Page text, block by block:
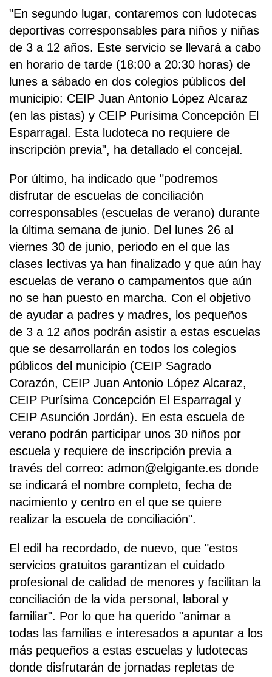
"En segundo lugar, contaremos con ludotecas
deportivas corresponsables para niños y niñas
de 3 a 12 años. Este servicio se llevará a cabo
en horario de tarde (18:00 a 20:30 horas) de
lunes a sábado en dos colegios públicos del
municipio: CEIP Juan Antonio López Alcaraz
(en las pistas) y CEIP Purísima Concepción El
Esparragal. Esta ludoteca no requiere de
inscripción previa", ha detallado el concejal.
Por último, ha indicado que "podremos
disfrutar de escuelas de conciliación
corresponsables (escuelas de verano) durante
la última semana de junio. Del lunes 26 al
viernes 30 de junio, periodo en el que las
clases lectivas ya han finalizado y que aún hay
escuelas de verano o campamentos que aún
no se han puesto en marcha. Con el objetivo
de ayudar a padres y madres, los pequeños
de 3 a 12 años podrán asistir a estas escuelas
que se desarrollarán en todos los colegios
públicos del municipio (CEIP Sagrado
Corazón, CEIP Juan Antonio López Alcaraz,
CEIP Purísima Concepción El Esparragal y
CEIP Asunción Jordán). En esta escuela de
verano podrán participar unos 30 niños por
escuela y requiere de inscripción previa a
través del correo: admon@elgigante.es donde
se indicará el nombre completo, fecha de
nacimiento y centro en el que se quiere
realizar la escuela de conciliación".
El edil ha recordado, de nuevo, que "estos
servicios gratuitos garantizan el cuidado
profesional de calidad de menores y facilitan la
conciliación de la vida personal, laboral y
familiar". Por lo que ha querido "animar a
todas las familias e interesados a apuntar a los
más pequeños a estas escuelas y ludotecas
donde disfrutarán de jornadas repletas de